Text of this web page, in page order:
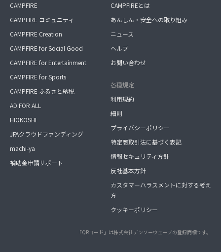
CAMPFIRE
CAMPFIRE コミュニティ
CAMPFIRE Creation
CAMPFIRE for Social Good
CAMPFIRE for Entertainment
CAMPFIRE for Sports
CAMPFIRE ふるさと納税
AD FOR ALL
HIOKOSHI
JFAクラウドファンディング
machi-ya
補助金申請サポート
CAMPFIREとは
あんしん・安全への取り組み
ニュース
ヘルプ
お問い合わせ
各種規定
利用規約
細則
プライバシーポリシー
特定商取引法に基づく表記
情報セキュリティ方針
反社基本方針
カスタマーハラスメントに対する考え
方
クッキーポリシー
「QRコード」は株式会社デンソーウェーブの登録商標です。